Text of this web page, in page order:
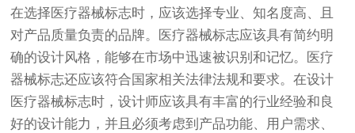
在选择医疗器械标志时，应该选择专业、知名度高、且
对产品质量负责的品牌。医疗器械标志应该具有简约明
确的设计风格，能够在市场中迅速被识别和记忆。医疗
器械标志还应该符合国家相关法律法规和要求。在设计
医疗器械标志时，设计师应该具有丰富的行业经验和良
好的设计能力，并且必须考虑到产品功能、用户需求、